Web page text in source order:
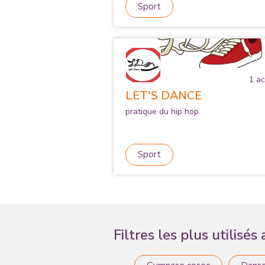
Sport
1
LET'S DANCE
pratique du hip hop
Sport
Filtres les plus utilisés